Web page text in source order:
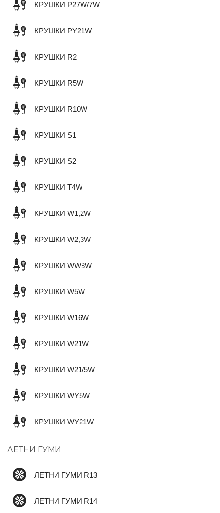
КРУШКИ P27W/7W
КРУШКИ PY21W
КРУШКИ R2
КРУШКИ R5W
КРУШКИ R10W
КРУШКИ S1
КРУШКИ S2
КРУШКИ T4W
КРУШКИ W1,2W
КРУШКИ W2,3W
КРУШКИ WW3W
КРУШКИ W5W
КРУШКИ W16W
КРУШКИ W21W
КРУШКИ W21/5W
КРУШКИ WY5W
КРУШКИ WY21W
ЛЕТНИ ГУМИ
ЛЕТНИ ГУМИ R13
ЛЕТНИ ГУМИ R14